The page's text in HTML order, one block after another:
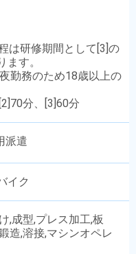
は研修期間として[3]の
ます。
勤務のため18歳以上の
分、[3]60分
派遣
イク
,成型,プレス加工,板
造,溶接,マシンオペレ